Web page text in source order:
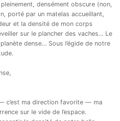
densément obscure (non,
porté par un matelas accueillant,
et la densité de mon corps
sur le plancher des vaches… Le
dense… Sous l’égide de notre
c’est ma direction favorite — ma
sur le vide de l’espace.